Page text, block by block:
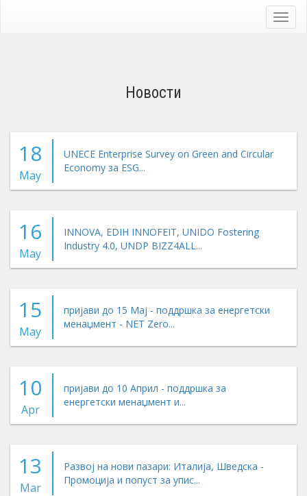
Новости
18
May
UNECE Enterprise Survey on Green and Circular
Economy за ESG...
16
May
INNOVA, EDIH INNOFEIT, UNIDO Fostering
Industry 4.0, UNDP BIZZ4ALL...
15
May
пријави до 15 Мај - поддршка за енергетски
менаџмент - NET Zero...
10
Apr
пријави до 10 Април - поддршка за
енергетски менаџмент и...
13
Mar
Развој на нови пазари: Италија, Шведска -
Промоција и попуст за упис...